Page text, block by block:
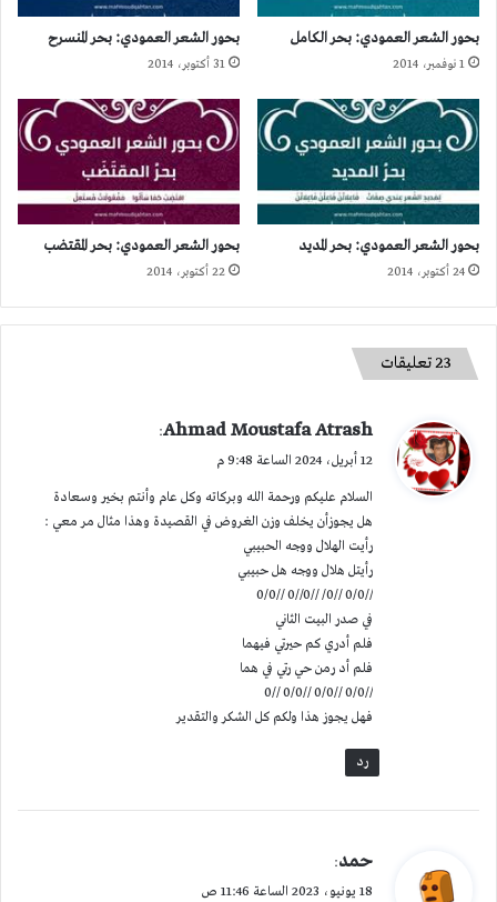
بحور الشعر العمودي: بحر الكامل
1 نوفمبر، 2014
بحور الشعر العمودي: بحر المنسرح
31 أكتوبر، 2014
بحور الشعر العمودي: بحر المديد
24 أكتوبر، 2014
بحور الشعر العمودي: بحر المقتضب
22 أكتوبر، 2014
‫23 تعليقات
ي
ل
Ahmad Moustafa Atrash
:
12 أبريل، 2024 الساعة 9:48 م
السلام عليكم ورحمة الله وبركاته وكل عام وأنتم بخير وسعادة
هل يجوزأن يخلف وزن الغروض في القصيدة وهذا مثال مر معي :
رأيت الهلال ووجه الحبيبي
رأيتل هلال ووجه هل حبيبي
//0/0 //0/ //0//0 //0/0
في صدر البيت الثاني
فلم أدري كم حيرتي فيهما
فلم أد رمن حي رتي في هما
//0/0 //0/0 //0/0 //0
فهل يجوز هذا ولكم كل الشكر والتقدير
رد
يحمد:
18 يونيو، 2023 الساعة 11:46 ص